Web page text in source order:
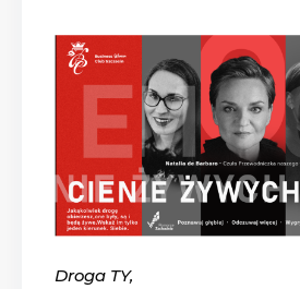
Droga TY,